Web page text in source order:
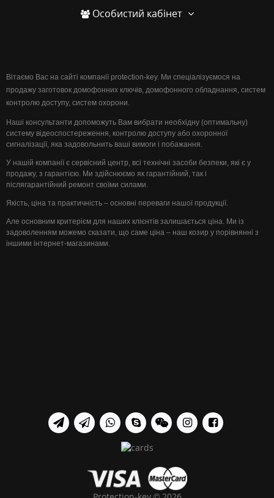
Особистий кабінет
Вітаємо Вас на сайті компанії protection-key. Ми спеціалізуємося на
продажу заготовок домофонних ключів, домофонного обладнання, систем
контролю доступу, систем охорони.
Наші консультанти допоможуть Вам вибрати необхідну (оптимальну)
систему відеоспостереження, контролю доступу або охоронної
сигналізації, яка задовольнить ваші вимоги і побажання.
У нашій компанії є сервісний центр, всі технічні засоби безпеки, які є у
продажу, з гарантією. Ми здійснюємо як гарантійний, так і
післягарантійний ремонт своїми силами.
Якість, ціна та практичність – основні переваги нашої продукції.
Але основним критерієм для наших клієнтів залишається ціна. Ми із
задоволенням можемо сказати, що саме ціна – наш козир у порівнянні з
іншими інтернет-магазинами.